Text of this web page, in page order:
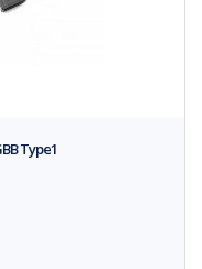
Type1